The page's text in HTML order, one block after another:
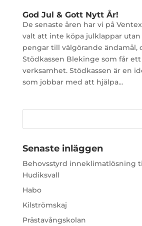
God Jul & Gott Nytt År!
De senaste åren har vi på
valt att inte köpa julklappar utan
pengar till välgörande ändamål,
Stödkassen Blekinge som får
verksamhet. Stödkassen är en
som jobbar med att hjälpa...
Senaste inläggen
Behovsstyrd inneklimatlösning
Hudiksvall
Habo
Kilströmskaj
Prästavångskolan